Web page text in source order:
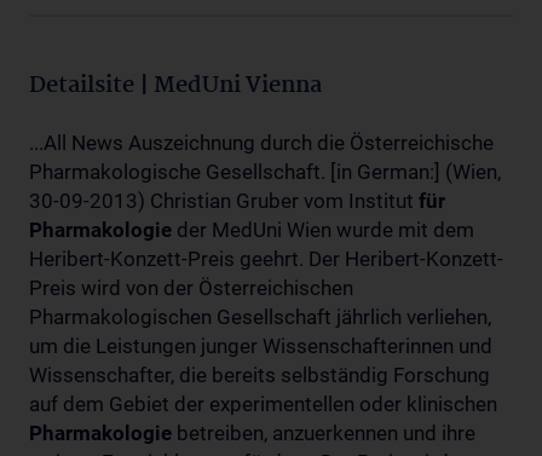
Detailsite | MedUni Vienna
...All News Auszeichnung durch die Österreichische
Pharmakologische Gesellschaft. [in German:] (Wien,
30-09-2013) Christian Gruber vom Institut für
Pharmakologie der MedUni Wien wurde mit dem
Heribert-Konzett-Preis geehrt. Der Heribert-Konzett-
Preis wird von der Österreichischen
Pharmakologischen Gesellschaft jährlich verliehen,
um die Leistungen junger Wissenschafterinnen und
Wissenschafter, die bereits selbständig Forschung
auf dem Gebiet der experimentellen oder klinischen
Pharmakologie betreiben, anzuerkennen und ihre